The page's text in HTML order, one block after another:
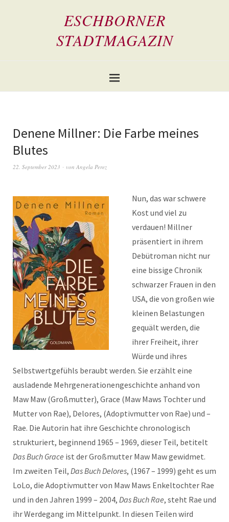
ESCHBORNER
STADTMAGAZIN
Denene Millner: Die Farbe meines
Blutes
22. September 2023 von Angela Perez
Nun, das war schwere
Kost und viel zu
verdauen! Millner
präsentiert in ihrem
Debütroman nicht nur
eine bissige Chronik
schwarzer Frauen in den
USA, die von großen wie
kleinen Belastungen
gequält werden, die
ihrer Freiheit, ihrer
Würde und ihres
Selbstwertgefühls beraubt werden. Sie erzählt eine
ausladende Mehrgenerationengeschichte anhand von
Maw Maw (Großmutter), Grace (Maw Maws Tochter und
Mutter von Rae), Delores, (Adoptivmutter von Rae) und –
Rae. Die Autorin hat ihre Geschichte chronologisch
strukturiert, beginnend 1965 – 1969, dieser Teil, betitelt
Das Buch Grace ist der Großmutter Maw Maw gewidmet.
Im zweiten Teil, Das Buch Delores, (1967 – 1999) geht es um
LoLo, die Adoptivmutter von Maw Maws Enkeltochter Rae
und in den Jahren 1999 – 2004, Das Buch Rae, steht Rae und
ihr Werdegang im Mittelpunkt. In diesen Teilen wird